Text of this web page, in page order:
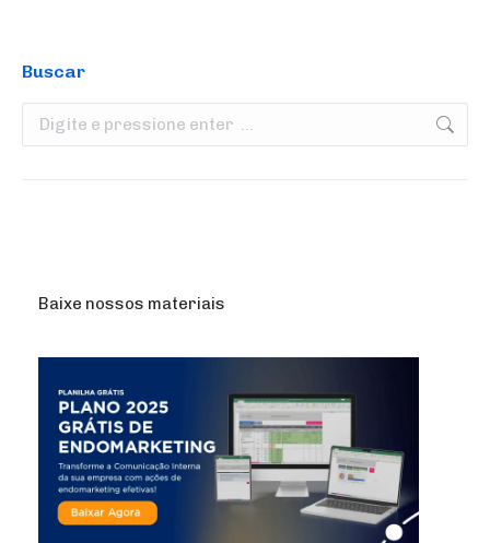
Buscar
Search:
Baixe nossos materiais